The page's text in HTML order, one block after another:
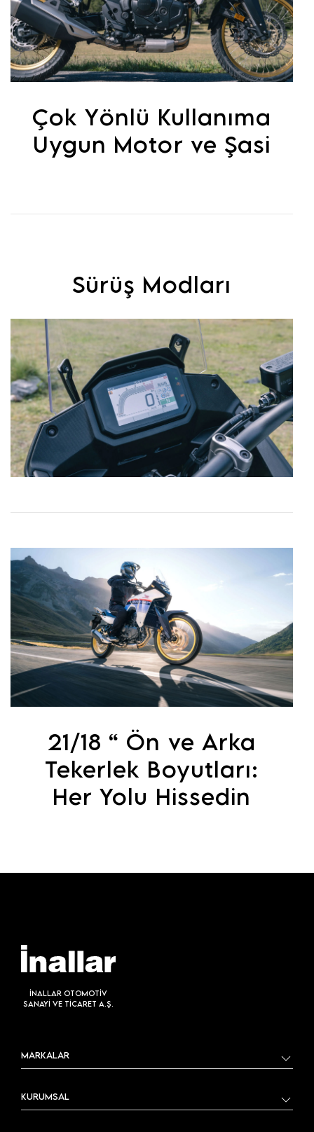
Çok Yönlü Kullanıma
Uygun Motor ve Şasi
Sürüş Modları
21/18 “ Ön ve Arka
Tekerlek Boyutları:
Her Yolu Hissedin
İNALLAR OTOMOTİV
SANAYİ VE TİCARET A.Ş.
MARKALAR
KURUMSAL